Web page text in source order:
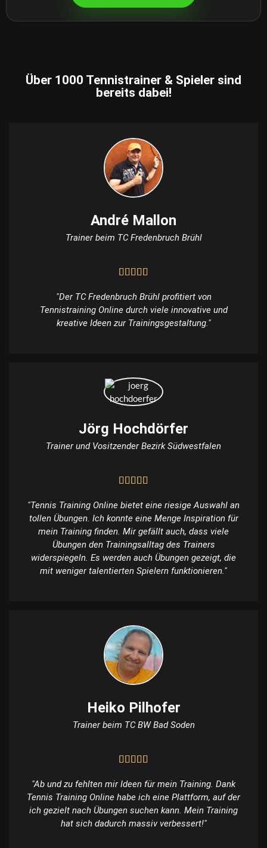
Über 1000 Tennistrainer & Spieler sind
bereits dabei!
André Mallon
Trainer beim TC Fredenbruch Brühl
"Der TC Fredenbruch Brühl profitiert von
Tennistraining Online durch viele innovative und
kreative Ideen zur Trainingsgestaltung."
Jörg Hochdörfer
Trainer und Vositzender Bezirk Südwestfalen
"Tennis Training Online bietet eine riesige Auswahl an
tollen Übungen. Ich konnte eine Menge Inspiration für
mein Training finden. Mir gefällt auch, dass viele
Übungen den Trainingsalltag des Trainers
widerspiegeln. Es werden auch Übungen gezeigt, die
mit weniger talentierten Spielern funktionieren."
Heiko Pilhofer
Trainer beim TC BW Bad Soden
"Ab und zu fehlten mir Ideen für mein Training. Dank
Tennis Training Online habe ich eine Plattform, auf der
ich gezielt nach Übungen suchen kann. Mein Training
hat sich dadurch massiv verbessert!"